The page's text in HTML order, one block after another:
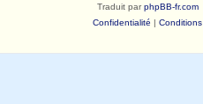
Traduit parphpBB-fr.com
Confidentialité | Conditions